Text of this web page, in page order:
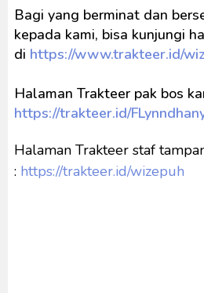
Indonesia
[Reupload] Kikaider
Indonesia
Indonesia
Ultraman Decker
Bagi yang berminat dan
kepada kami, bisa kunjungi
di https://www.trakteer.id/
Halaman Trakteer pak bos
https://trakteer.id/
Halaman Trakteer staf
: https://trakteer.id/wizepuh